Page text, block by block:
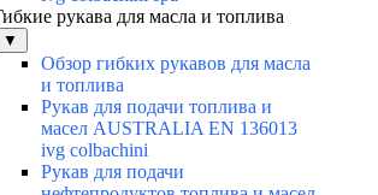
рукава для масла и топлива
▼
Обзор гибких рукавов для масла
и топлива
Рукав для подачи топлива и
масел AUSTRALIA EN 136013
ivg colbachini
Рукав для подачи